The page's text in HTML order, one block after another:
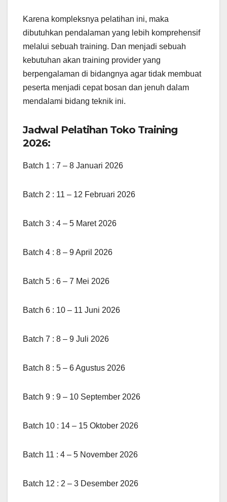
Karena kompleksnya pelatihan ini, maka
dibutuhkan pendalaman yang lebih komprehensif
melalui sebuah training. Dan menjadi sebuah
kebutuhan akan training provider yang
berpengalaman di bidangnya agar tidak membuat
peserta menjadi cepat bosan dan jenuh dalam
mendalami bidang teknik ini.
Jadwal Pelatihan Toko Training
2026:
Batch 1 : 7 – 8 Januari 2026
Batch 2 : 11 – 12 Februari 2026
Batch 3 : 4 – 5 Maret 2026
Batch 4 : 8 – 9 April 2026
Batch 5 : 6 – 7 Mei 2026
Batch 6 : 10 – 11 Juni 2026
Batch 7 : 8 – 9 Juli 2026
Batch 8 : 5 – 6 Agustus 2026
Batch 9 : 9 – 10 September 2026
Batch 10 : 14 – 15 Oktober 2026
Batch 11 : 4 – 5 November 2026
Batch 12 : 2 – 3 Desember 2026